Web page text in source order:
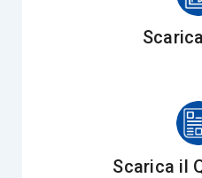
Scarica il